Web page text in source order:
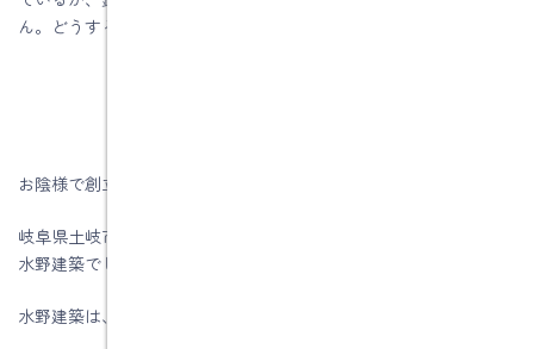
ん。どうするんでしょうね。
お陰様で創立５6周年を迎える事が出来ました。
岐阜県土岐市、注文住宅＆省エネ・快適・健康リフォーム工事の
水野建築でした。
水野建築は、ZEHビルダー★★★★★☆(五つ星)です